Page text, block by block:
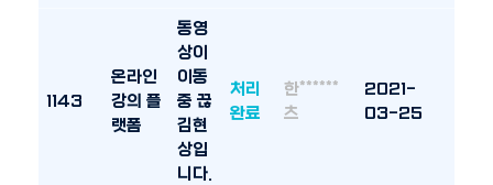
1143
온라인
강의 플
랫폼
동영
상이
이동
중 끊
김현
상입
니다.
처리
완료
한******
츠
2021-
03-25